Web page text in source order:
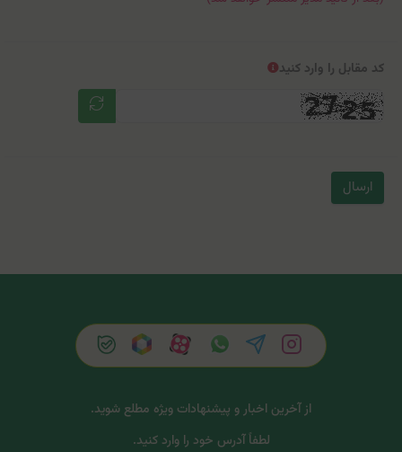
کد مقابل را وارد کنید
ارسال
از آخرین اخبار و پیشنهادات ویژه مطلع شوید.
لطفاً آدرس خود را وارد کنید.